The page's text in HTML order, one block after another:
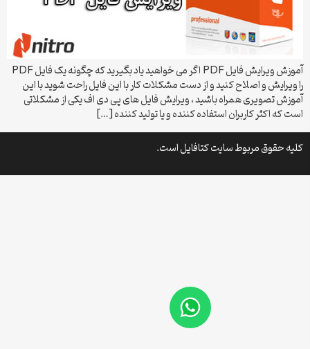
آموزش ویرایش فایل PDF اگر می خواهید یاد بگیرید که چگونه یک فایل PDF
را ویرایش و اصلاح کنید و از دست مشکلات کار با این فایل راحت شوید با این
آموزش تصویری همراه باشید ، ویرایش فایل های پی دی اف یکی از مشکلاتی
است که اکثر کاربران استفاده کننده و یا تولید کننده […]
کلیه حقوق مربوط سایت کتافایل است.